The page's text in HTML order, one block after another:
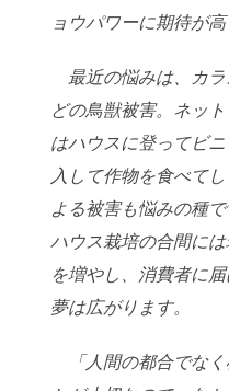
ョウパワーに期待が高
最近の悩みは、カラ
どの鳥獣被害。ネット
はハウスに登ってビ
入して作物を食べてし
よる被害も悩みの種
ハウス栽培の合間に
を増やし、消費者に
夢は広がります。
「人間の都合でなく